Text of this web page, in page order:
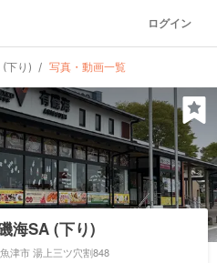
ログイン
下り) 写真・動画一覧
海SA (下り)
津市 湯上三ツ穴割848